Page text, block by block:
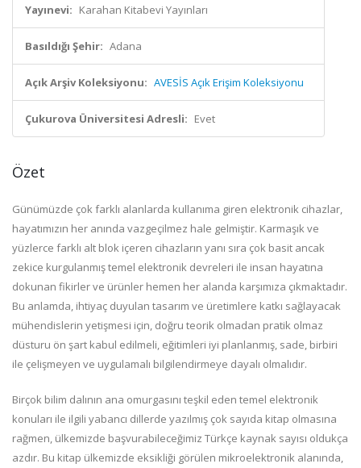
Yayınevi: Karahan Kitabevi Yayınları
Basıldığı Şehir: Adana
Açık Arşiv Koleksiyonu: AVESİS Açık Erişim Koleksiyonu
Çukurova Üniversitesi Adresli: Evet
Özet
Günümüzde çok farklı alanlarda kullanıma giren elektronik cihazlar,
hayatımızın her anında vazgeçilmez hale gelmiştir. Karmaşık ve
yüzlerce farklı alt blok içeren cihazların yanı sıra çok basit ancak
zekice kurgulanmış temel elektronik devreleri ile insan hayatına
dokunan fikirler ve ürünler hemen her alanda karşımıza çıkmaktadır.
Bu anlamda, ihtiyaç duyulan tasarım ve üretimlere katkı sağlayacak
mühendislerin yetişmesi için, doğru teorik olmadan pratik olmaz
düsturu ön şart kabul edilmeli, eğitimleri iyi planlanmış, sade, birbiri
ile çelişmeyen ve uygulamalı bilgilendirmeye dayalı olmalıdır.
Birçok bilim dalının ana omurgasını teşkil eden temel elektronik
konuları ile ilgili yabancı dillerde yazılmış çok sayıda kitap olmasına
rağmen, ülkemizde başvurabileceğimiz Türkçe kaynak sayısı oldukça
azdır. Bu kitap ülkemizde eksikliği görülen mikroelektronik alanında,